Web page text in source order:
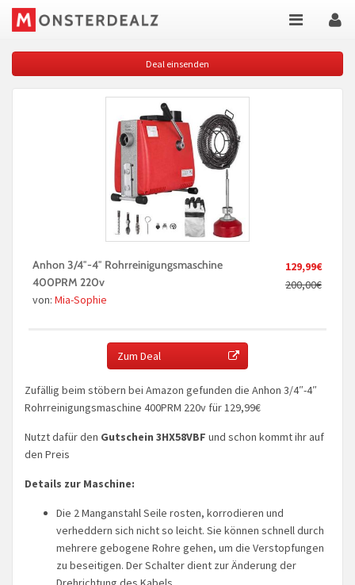
Deal einsenden
129,99€
200,00€
Anhon 3/4″-4″ Rohrreinigungsmaschine
400PRM 220v
von: Mia-Sophie
Zum Deal
Zufällig beim stöbern bei Amazon gefunden die Anhon 3/4″-4″
Rohrreinigungsmaschine 400PRM 220v für 129,99€
Nutzt dafür den Gutschein 3HX58VBF und schon kommt ihr auf
den Preis
Details zur Maschine:
Die 2 Manganstahl Seile rosten, korrodieren und
verheddern sich nicht so leicht. Sie können schnell durch
mehrere gebogene Rohre gehen, um die Verstopfungen
zu beseitigen. Der Schalter dient zur Änderung der